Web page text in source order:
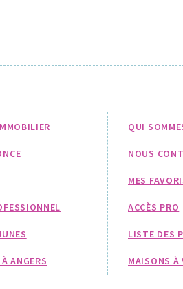
ANGERS
QUI
NOUS
MES
ACCÈS PRO
LISTE DES
MAISONS À